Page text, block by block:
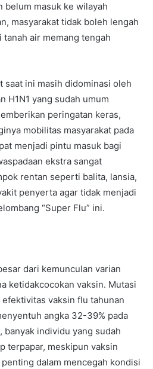
belum masuk ke wilayah
masyarakat tidak boleh lengah
air memang tengah
saat ini masih didominasi oleh
H1N1 yang sudah umum
peringatan keras,
mobilitas masyarakat pada
menjadi pintu masuk bagi
ekstra sangat
rentan seperti balita, lansia,
penyerta agar tidak menjadi
“Super Flu” ini.
dari kemunculan varian
ketidakcocokan vaksin. Mutasi
vaksin flu tahunan
angka 32-39% pada
banyak individu yang sudah
terpapar, meskipun vaksin
dalam mencegah kondisi